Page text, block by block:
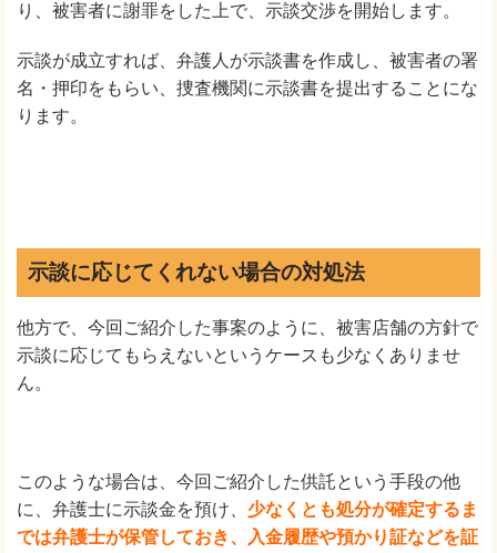
り、被害者に謝罪をした上で、示談交渉を開始します。
示談が成立すれば、弁護人が示談書を作成し、被害者の署
名・押印をもらい、捜査機関に示談書を提出することにな
ります。
示談に応じてくれない場合の対処法
他方で、今回ご紹介した事案のように、被害店舗の方針で
示談に応じてもらえないというケースも少なくありませ
ん。
このような場合は、今回ご紹介した供託という手段の他
に、弁護士に示談金を預け、 少なくとも処分が確定するま
では弁護士が保管しておき、入金履歴や預かり証などを証